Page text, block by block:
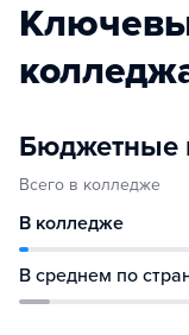
Бюджетные
Всего в колледже
В колледже
В среднем по